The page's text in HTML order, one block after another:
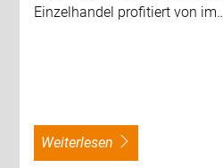
Einzelhandel profitiert von
weiterlesen